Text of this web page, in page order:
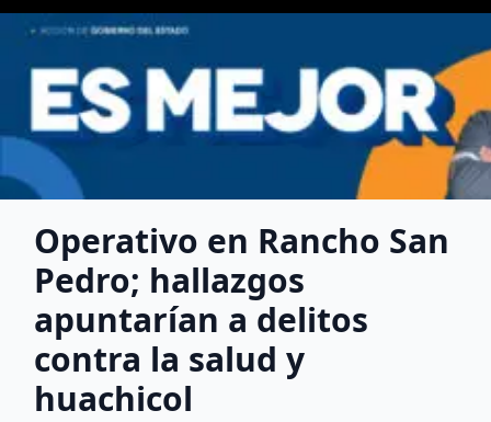
Operativo en Rancho San
Pedro; hallazgos
apuntarían a delitos
contra la salud y
huachicol